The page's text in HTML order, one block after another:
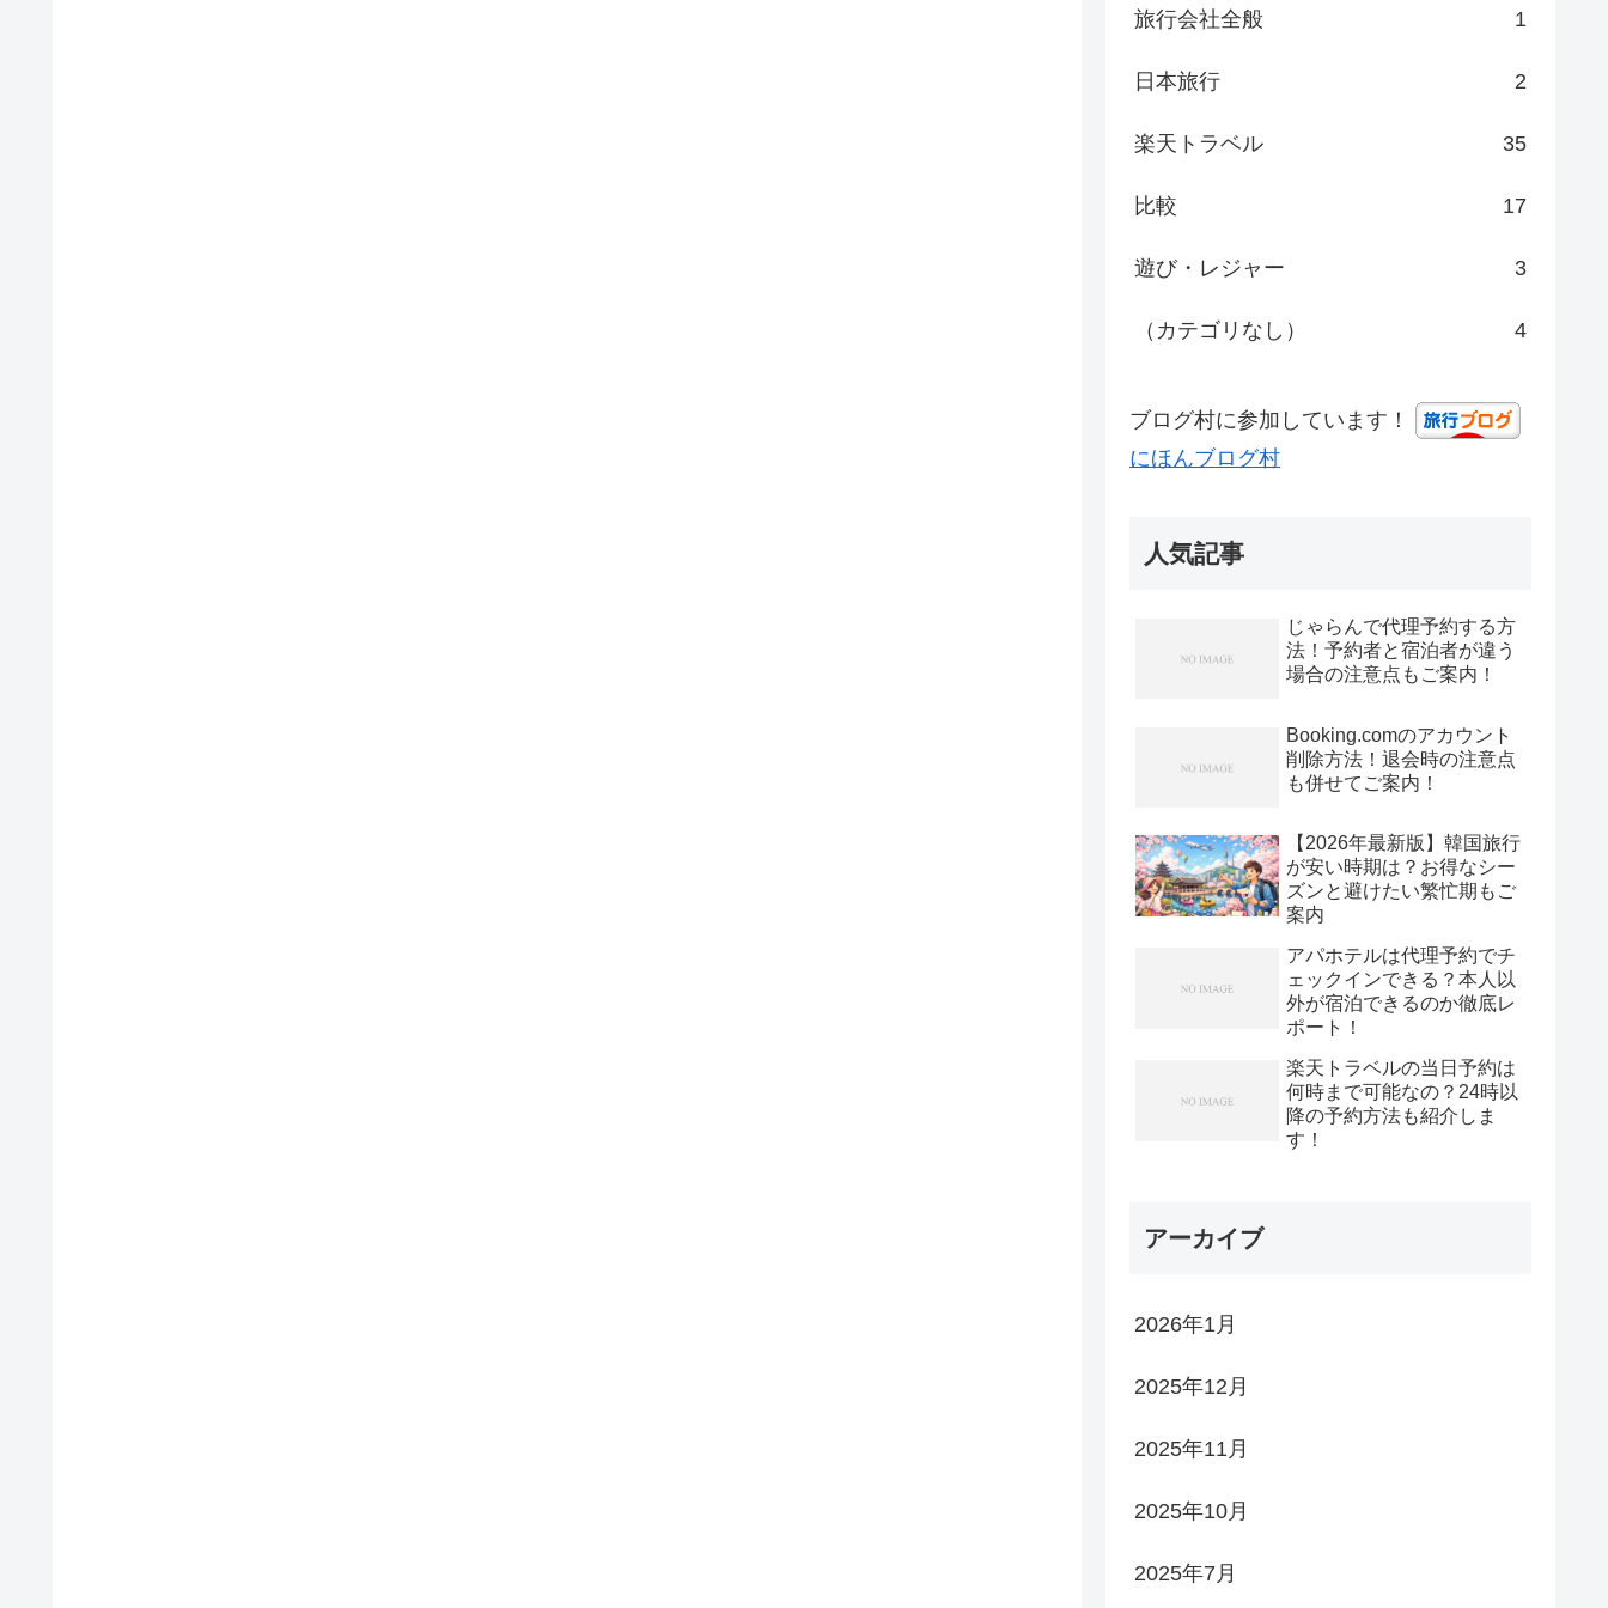
旅行会社全般 1
日本旅行 2
楽天トラベル 35
比較 17
遊び・レジャー 3
（カテゴリなし） 4
ブログ村に参加しています！
にほんブログ村
人気記事
じゃらんで代理予約する方
法！予約者と宿泊者が違う
場合の注意点もご案内！
Booking.comのアカウント
削除方法！退会時の注意点
も併せてご案内！
【2026年最新版】韓国旅行
が安い時期は？お得なシー
ズンと避けたい繁忙期もご
案内
アパホテルは代理予約でチ
ェックインできる？本人以
外が宿泊できるのか徹底レ
ポート！
楽天トラベルの当日予約は
何時まで可能なの？24時以
降の予約方法も紹介しま
す！
アーカイブ
2026年1月
2025年12月
2025年11月
2025年10月
2025年7月